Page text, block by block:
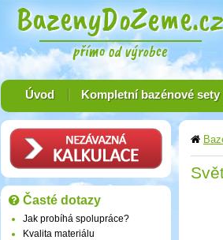
Úvod Kompletní bazénové sety
Časté dotazy
Jak probíhá spolupráce?
Kvalita materiálu